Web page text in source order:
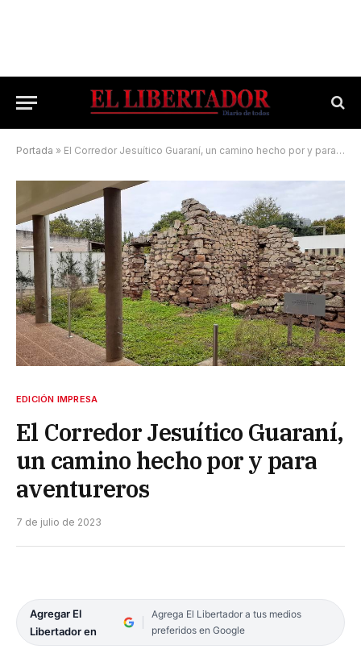
Portada » El Corredor Jesuítico Guaraní, un camino hecho por y para aventureros
EDICIÓN IMPRESA
El Corredor Jesuítico Guaraní,
un camino hecho por y para
aventureros
7 de julio de 2023
Agregar El
Libertador en
Agrega El Libertador a tus medios
preferidos en Google